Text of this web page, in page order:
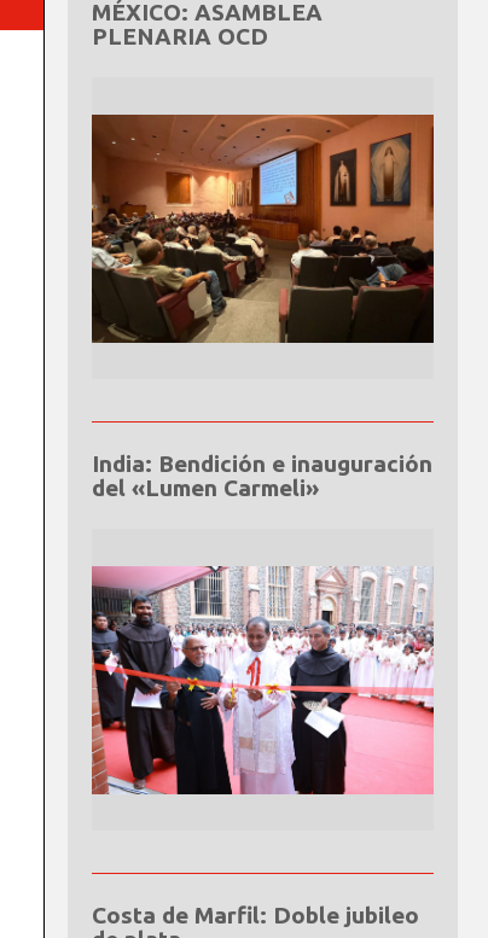
MÉXICO: ASAMBLEA
PLENARIA OCD
India: Bendición e inauguración
del «Lumen Carmeli»
Costa de Marfil: Doble jubileo